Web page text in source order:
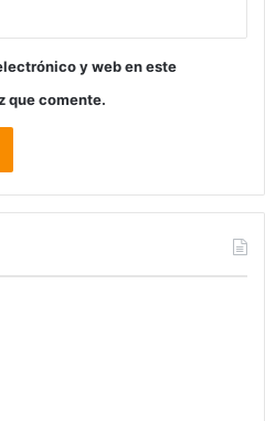
y web en este
que comente.